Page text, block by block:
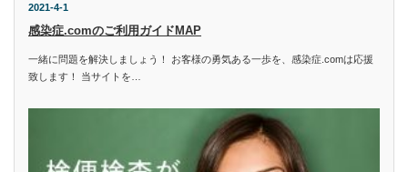
2021-4-1
感染症.comのご利用ガイドMAP
一緒に問題を解決しましょう！ お客様の勇気ある一歩を、感染症.comは応援
致します！ 当サイトを…